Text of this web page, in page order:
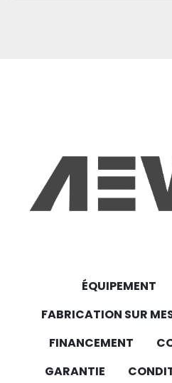
ÉQUIPEMENT
FABRICATION SUR
FINANCEMENT
GARANTIE